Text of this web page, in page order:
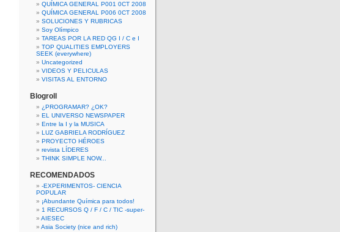
QUÍMICA GENERAL P001 0CT 2008
QUÍMICA GENERAL P006 0CT 2008
SOLUCIONES Y RUBRICAS
Soy Olímpico
TAREAS POR LA RED QG I / C e I
TOP QUALITIES EMPLOYERS
SEEK (everywhere)
Uncategorized
VIDEOS Y PELICULAS
VISITAS AL ENTORNO
Blogroll
¿PROGRAMAR? ¿OK?
EL UNIVERSO NEWSPAPER
Entre la I y la MUSICA
LUZ GABRIELA RODRÍGUEZ
PROYECTO HÉROES
revista LÍDERES
THINK SIMPLE NOW...
RECOMENDADOS
-EXPERIMENTOS- CIENCIA
POPULAR
¡Abundante Química para todos!
1 RECURSOS Q / F / C / TIC -super-
AIESEC
Asia Society (nice and rich)